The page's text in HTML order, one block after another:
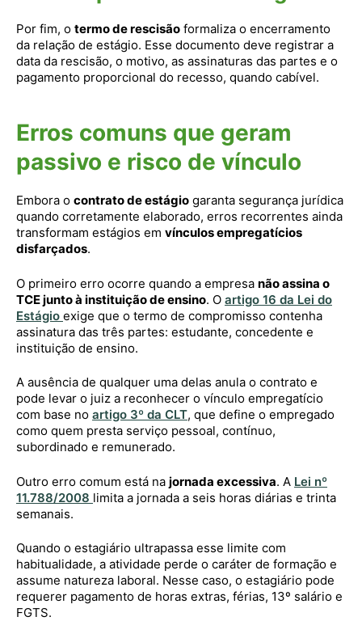
Por fim, o termo de rescisão formaliza o encerramento
da relação de estágio. Esse documento deve registrar a
data da rescisão, o motivo, as assinaturas das partes e o
pagamento proporcional do recesso, quando cabível.
Erros comuns que geram
passivo e risco de vínculo
Embora o contrato de estágio garanta segurança jurídica
quando corretamente elaborado, erros recorrentes ainda
transformam estágios em vínculos empregatícios
disfarçados.
O primeiro erro ocorre quando a empresa não assina o
TCE junto à instituição de ensino. O artigo 16 da Lei do
Estágio exige que o termo de compromisso contenha
assinatura das três partes: estudante, concedente e
instituição de ensino.
A ausência de qualquer uma delas anula o contrato e
pode levar o juiz a reconhecer o vínculo empregatício
com base no artigo 3º da CLT, que define o empregado
como quem presta serviço pessoal, contínuo,
subordinado e remunerado.
Outro erro comum está na jornada excessiva. A Lei nº
11.788/2008 limita a jornada a seis horas diárias e trinta
semanais.
Quando o estagiário ultrapassa esse limite com
habitualidade, a atividade perde o caráter de formação e
assume natureza laboral. Nesse caso, o estagiário pode
requerer pagamento de horas extras, férias, 13º salário e
FGTS.